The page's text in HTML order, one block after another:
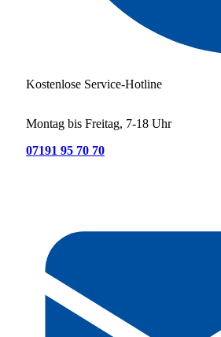
Kostenlose Service-Hotline
Montag bis Freitag, 7-18 Uhr
07191 95 70 70